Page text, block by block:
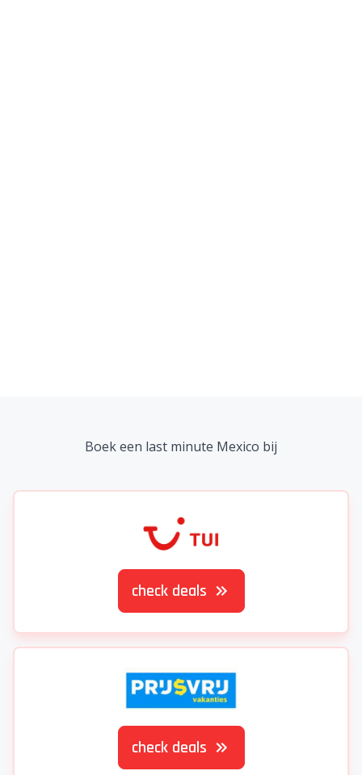
Boek een last minute Mexico bij
check deals
check deals